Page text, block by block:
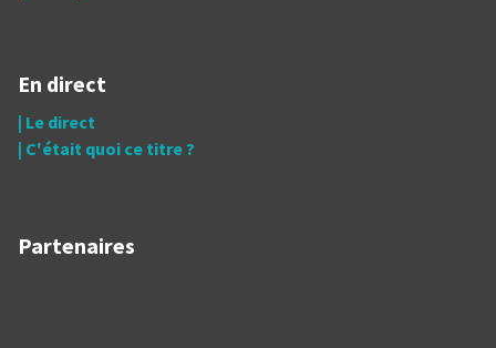
En direct
| Le direct
| C'était quoi ce titre ?
Partenaires